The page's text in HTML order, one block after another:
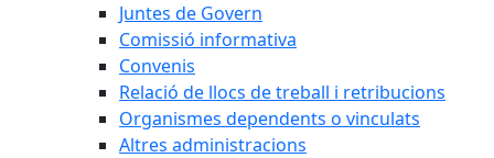
Juntes de Govern
Comissió informativa
Convenis
Relació de llocs de treball i retribucions
Organismes dependents o vinculats
Altres administracions